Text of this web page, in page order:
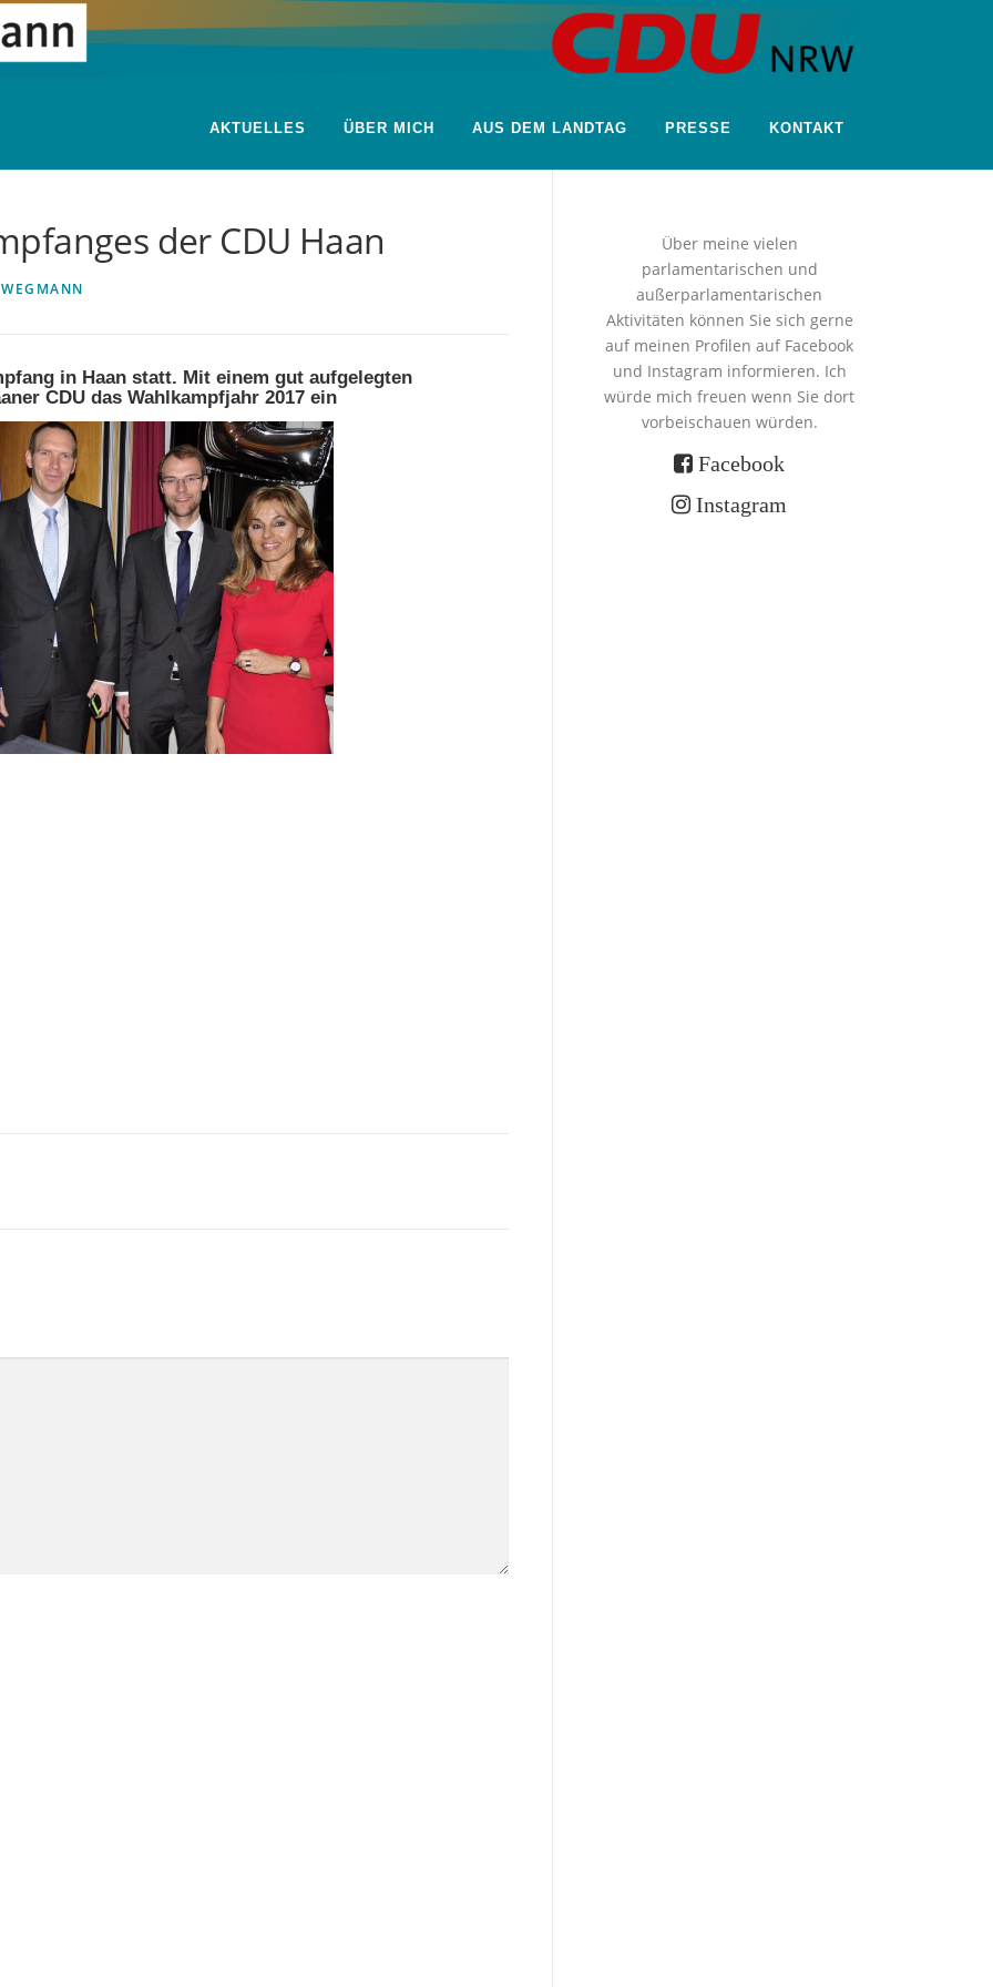
AKTUELLES ÜBER MICH AUS DEM LANDTAG PRESSE KONTAKT
der CDU Haan
WEGMANN
in Haan statt. Mit einem gut aufgelegten
CDU das Wahlkampfjahr 2017 ein
Über meine vielen
parlamentarischen und
außerparlamentarischen
Aktivitäten können Sie sich gerne
auf meinen Profilen auf Facebook
und Instagram informieren. Ich
würde mich freuen wenn Sie dort
vorbeischauen würden.
Facebook
Instagram